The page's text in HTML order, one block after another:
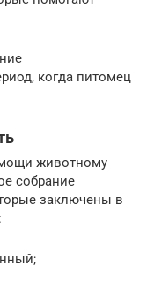
когда питомец
животному
собрание
заключены в